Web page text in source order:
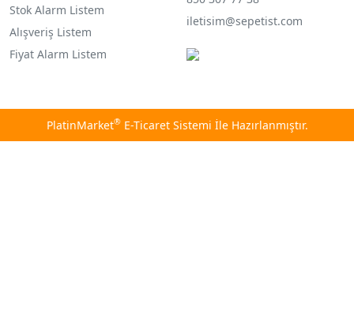
Stok Alarm Listem
Alışveriş Listem
Fiyat Alarm Listem
iletisim@sepetist.com
PlatinMarket®E-Ticaret Sistemi İle Hazırlanmıştır.